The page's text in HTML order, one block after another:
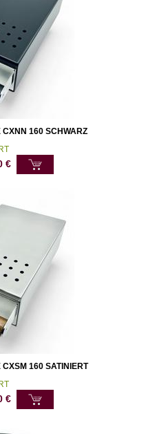
160 SCHWARZ
€
160 SATINIERT
€